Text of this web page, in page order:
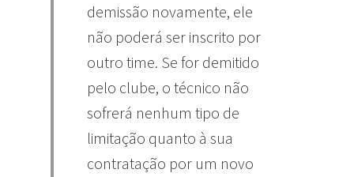
demissão novamente, ele
não poderá ser inscrito por
outro time. Se for demitido
pelo clube, o técnico não
sofrerá nenhum tipo de
limitação quanto à sua
contratação por um novo